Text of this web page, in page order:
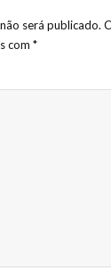
será publicado.
com *